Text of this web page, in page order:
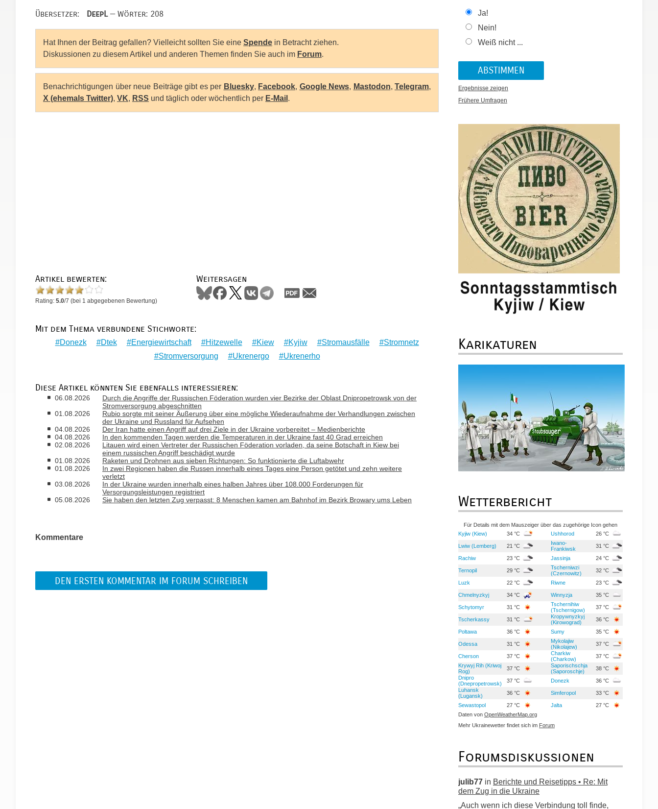
Übersetzer: DeepL— Wörter: 208
Hat Ihnen der Beitrag gefallen? Vielleicht sollten Sie eine Spende in Betracht ziehen.
Diskussionen zu diesem Artikel und anderen Themen finden Sie auch im Forum.
Benachrichtigungen über neue Beiträge gibt es per Bluesky, Facebook, Google News, Mastodon, Telegram,
X (ehemals Twitter), VK, RSS und täglich oder wöchentlich per E-Mail .
Artikel bewerten:
Rating: 5.0/7 (bei 1 abgegebenen Bewertung)
Weitersagen
Mit dem Thema verbundene Stichworte:
Donezk Dtek Energiewirtschaft Hitzewelle Kiew Kyjiw Stromausfälle
Stromnetz
Stromversorgung
Ukrenergo Ukrenerho
Diese Artikel könnten Sie ebenfalls interessieren:
06.08.2026
Durch die Angriffe der Russischen Föderation wurden vier Bezirke der Oblast Dnipropetrowsk von der
Stromversorgung abgeschnitten
01.08.2026
Rubio sorgte mit seiner Äußerung über eine mögliche Wiederaufnahme der Verhandlungen zwischen
der Ukraine und Russland für Aufsehen
04.08.2026
Der Iran hatte einen Angriff auf drei Ziele in der Ukraine vorbereitet – Medienberichte
04.08.2026
In den kommenden Tagen werden die Temperaturen in der Ukraine fast 40 Grad erreichen
02.08.2026
Litauen wird einen Vertreter der Russischen Föderation vorladen, da seine Botschaft in Kiew bei
einem russischen Angriff beschädigt wurde
01.08.2026
Raketen und Drohnen aus sieben Richtungen: So funktionierte die Luftabwehr
01.08.2026
In zwei Regionen haben die Russen innerhalb eines Tages eine Person getötet und zehn weitere
verletzt
03.08.2026
In der Ukraine wurden innerhalb eines halben Jahres über 108.000 Forderungen für
Versorgungsleistungen registriert
05.08.2026
Sie haben den letzten Zug verpasst: 8 Menschen kamen am Bahnhof im Bezirk Browary ums Leben
Kommentare
DEN ERSTEN KOMMENTAR IM FORUM SCHREIBEN
Ja!
Nein!
Weiß nicht ...
Ergebnisse zeigen
Frühere Umfragen
Karikaturen
Wetterbericht
Für Details mit dem Mauszeiger über das zugehörige Icon gehen
Kyjiw (Kiew)
34 °C Ushhorod 26 °C
Lwiw (Lemberg) 21 °C
Iwano-
Frankiwsk
31 °C
Rachiw 23 °C Jassinja 24 °C
Ternopil 29 °C
Tscherniwzi
(Czernowitz)
32 °C
Luzk 22 °C Riwne 23 °C
Chmelnyzkyj 34 °C Winnyzja 35 °C
Schytomyr 31 °C
Tschernihiw
(Tschernigow)
37 °C
Tscherkassy 31 °C
Kropywnyzkyj
(Kirowograd)
36 °C
Poltawa 36 °C Sumy 35 °C
Odessa 31 °C
Mykolajiw
(Nikolajew)
37 °C
Cherson 37 °C
Charkiw
(Charkow)
37 °C
Krywyj Rih (Kriwoj
Rog)
37 °C
Saporischschja
(Saporoschje)
38 °C
Dnipro
(Dnepropetrowsk)
37 °C Donezk
36 °C
Luhansk
(Lugansk)
36 °C Simferopol 33 °C
Sewastopol 27 °C Jalta
27 °C
Daten von OpenWeatherMap.org
Mehr Ukrainewetter findet sich im Forum
Forumsdiskussionen
julib77 in Berichte und Reisetipps • Re: Mit
dem Zug in die Ukraine
„Auch wenn ich diese Verbindung toll finde,